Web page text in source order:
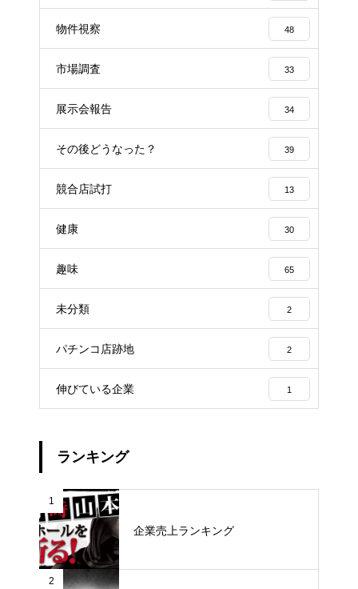
物件視察 48
市場調査 33
展示会報告 34
その後どうなった？ 39
競合店試打 13
健康 30
趣味 65
未分類 2
パチンコ店跡地 2
伸びている企業 1
ランキング
1
企業売上ランキング
2